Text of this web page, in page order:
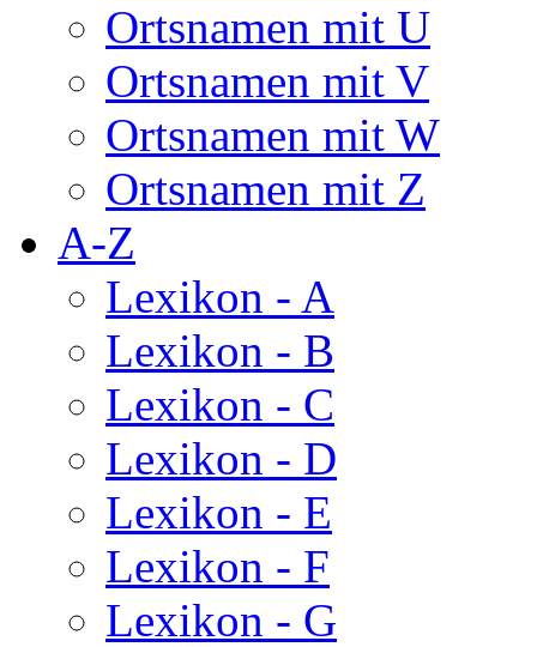
Ortsnamen mit U
Ortsnamen mit V
Ortsnamen mit W
Ortsnamen mit Z
A-Z
Lexikon - A
Lexikon - B
Lexikon - C
Lexikon - D
Lexikon - E
Lexikon - F
Lexikon - G